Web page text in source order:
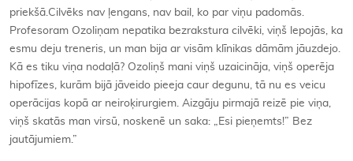
priekšā.Cilvēks nav ļengans, nav bail, ko par viņu padomās.
Profesoram Ozoliņam nepatika bezrakstura cilvēki, viņš lepojās, ka
esmu deju treneris, un man bija ar visām klīnikas dāmām jāuzdejo.
Kā es tiku viņa nodaļā? Ozoliņš mani viņš uzaicināja, viņš operēja
hipofīzes, kurām bijā jāveido pieeja caur degunu, tā nu es veicu
operācijas kopā ar neiroķirurgiem. Aizgāju pirmajā reizē pie viņa,
viņš skatās man virsū, noskenē un saka: „Esi pieņemts!” Bez
jautājumiem.”